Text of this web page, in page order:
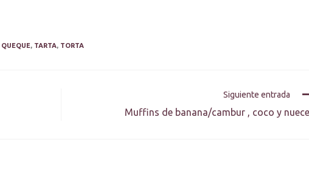
QUEQUE, TARTA, TORTA
Siguiente entrada
Muffins de banana/cambur , coco y